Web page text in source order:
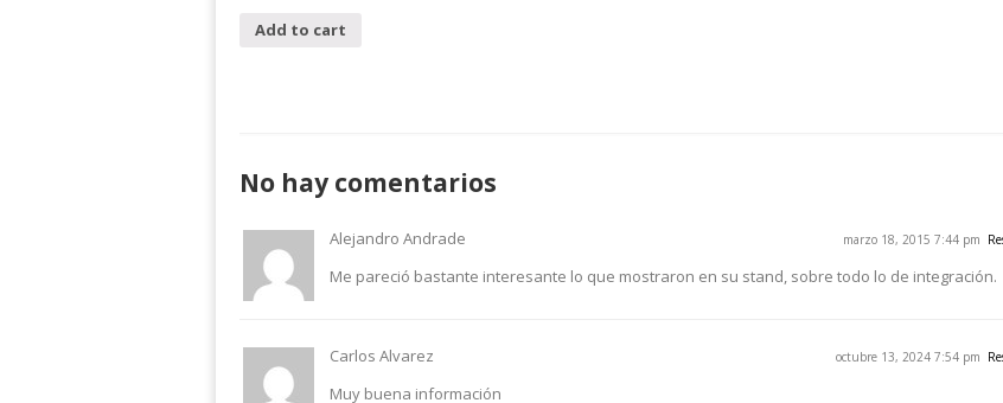
Add to cart
No hay comentarios
Alejandro Andrade marzo 18, 2015 7:44 pm
Me pareció bastante interesante lo que mostraron en su stand, sobre todo lo de integración.
Carlos Alvarez octubre 13, 2024 7:54 pm
Muy buena información